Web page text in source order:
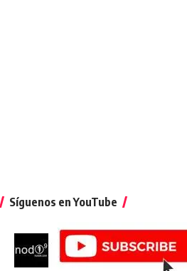
Síguenos en YouTube